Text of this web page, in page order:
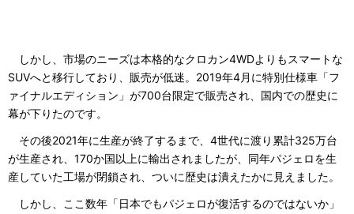
しかし、市場のニーズは本格的なクロカン4WDよりもスマートな
SUVへと移行しており、販売が低迷。2019年4月に特別仕様車「フ
ァイナルエディション」が700台限定で販売され、国内での歴史に
幕が下りたのです。
その後2021年に生産が終了するまで、4世代に渡り累計325万台
が生産され、170か国以上に輸出されましたが、同年パジェロを生
産していた工場が閉鎖され、ついに歴史は潰えたかに見えました。
しかし、ここ数年「日本でもパジェロが復活するのではないか」